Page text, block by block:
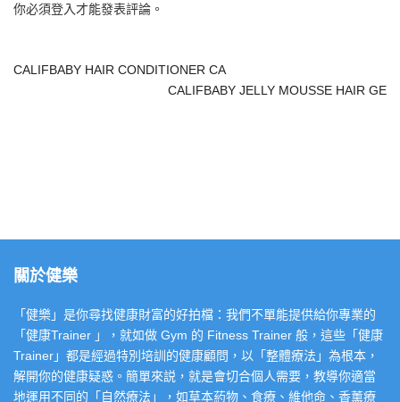
你必須登入 才能發表評論。
CALIFBABY HAIR CONDITIONER CA
CALIFBABY JELLY MOUSSE HAIR GE
關於健樂
「健樂」是你尋找健康財富的好拍檔：我們不單能提供給你專業的
「健康Trainer 」，就如做 Gym 的 Fitness Trainer 般，這些「健康
Trainer」都是經過特別培訓的健康顧問，以「整體療法」為根本，
解開你的健康疑惑。簡單來説，就是會切合個人需要，教導你適當
地運用不同的「自然療法」，如草本葯物、食療、維他命、香薰療